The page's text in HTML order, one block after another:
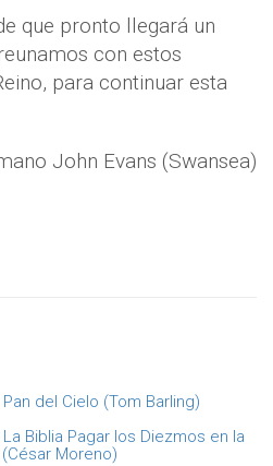
que pronto llegará un
con estos
para continuar esta
John Evans (Swansea)
Pan del Cielo (Tom Barling)
La Biblia Pagar los Diezmos en la
Moreno)